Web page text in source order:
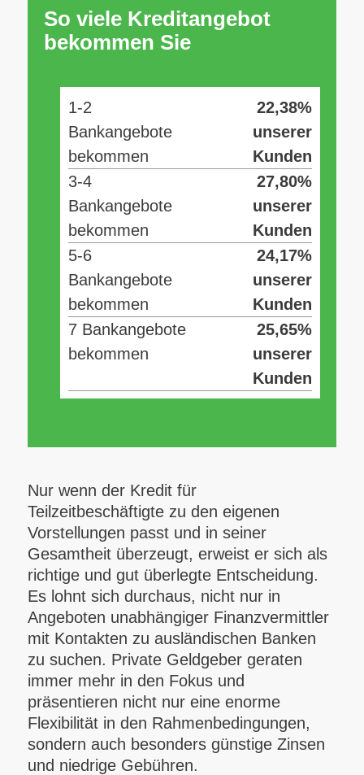
So viele Kreditangebot
bekommen Sie
1-2
Bankangebote
bekommen
22,38%
unserer
Kunden
3-4
Bankangebote
bekommen
27,80%
unserer
Kunden
5-6
Bankangebote
bekommen
24,17%
unserer
Kunden
7 Bankangebote
bekommen
25,65%
unserer
Kunden
Nur wenn der Kredit für
Teilzeitbeschäftigte zu den eigenen
Vorstellungen passt und in seiner
Gesamtheit überzeugt, erweist er sich als
richtige und gut überlegte Entscheidung.
Es lohnt sich durchaus, nicht nur in
Angeboten unabhängiger Finanzvermittler
mit Kontakten zu ausländischen Banken
zu suchen. Private Geldgeber geraten
immer mehr in den Fokus und
präsentieren nicht nur eine enorme
Flexibilität in den Rahmenbedingungen,
sondern auch besonders günstige Zinsen
und niedrige Gebühren.